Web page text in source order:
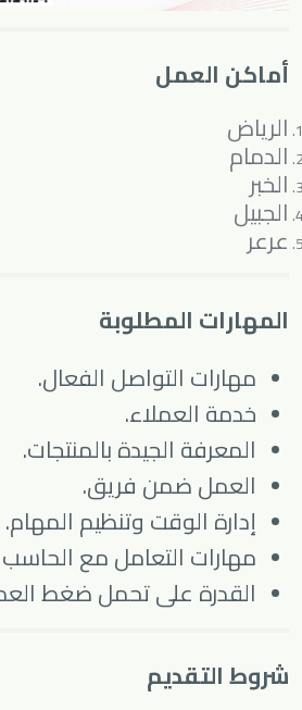
أماكن العمل
الرياض
الدمام
الخبر
الجبيل
عرعر
المهارات المطلوبة
مهارات التواصل الفعال.
خدمة العملاء.
المعرفة الجيدة بالمنتجات.
العمل ضمن فريق.
إدارة الوقت وتنظيم المهام.
مهارات التعامل مع الحاسب
القدرة على تحمل ضغط
شروط التقديم